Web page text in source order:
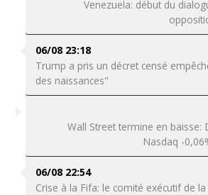
Venezuela: début du
06/08 23:18
Trump a pris un décret censé
des naissances"
Wall Street termine en baisse:
Nasdaq -
06/08 22:54
Crise à la Fifa: le comité exécutif de